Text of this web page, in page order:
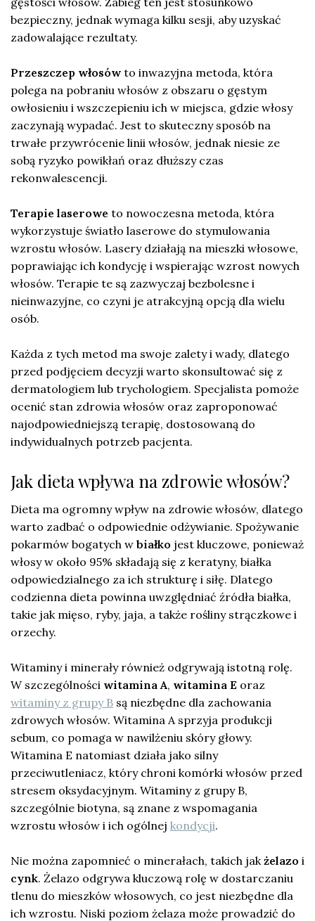
bezpieczny, jednak wymaga kilku sesji, aby uzyskać
zadowalające rezultaty.
Przeszczep włosów to inwazyjna metoda, która
polega na pobraniu włosów z obszaru o gęstym
owłosieniu i wszczepieniu ich w miejsca, gdzie włosy
zaczynają wypadać. Jest to skuteczny sposób na
trwałe przywrócenie linii włosów, jednak niesie ze
sobą ryzyko powikłań oraz dłuższy czas
rekonwalescencji.
Terapie laserowe to nowoczesna metoda, która
wykorzystuje światło laserowe do stymulowania
wzrostu włosów. Lasery działają na mieszki włosowe,
poprawiając ich kondycję i wspierając wzrost nowych
włosów. Terapie te są zazwyczaj bezbolesne i
nieinwazyjne, co czyni je atrakcyjną opcją dla wielu
osób.
Każda z tych metod ma swoje zalety i wady, dlatego
przed podjęciem decyzji warto skonsultować się z
dermatologiem lub trychologiem. Specjalista pomoże
ocenić stan zdrowia włosów oraz zaproponować
najodpowiedniejszą terapię, dostosowaną do
indywidualnych potrzeb pacjenta.
Jak dieta wpływa na zdrowie włosów?
Dieta ma ogromny wpływ na zdrowie włosów, dlatego
warto zadbać o odpowiednie odżywianie. Spożywanie
pokarmów bogatych w białko jest kluczowe, ponieważ
włosy w około 95% składają się z keratyny, białka
odpowiedzialnego za ich strukturę i siłę. Dlatego
codzienna dieta powinna uwzględniać źródła białka,
takie jak mięso, ryby, jaja, a także rośliny strączkowe i
orzechy.
Witaminy i minerały również odgrywają istotną rolę.
W szczególności witamina A, witamina E oraz
witaminy z grupy B są niezbędne dla zachowania
zdrowych włosów. Witamina A sprzyja produkcji
sebum, co pomaga w nawilżeniu skóry głowy.
Witamina E natomiast działa jako silny
przeciwutleniacz, który chroni komórki włosów przed
stresem oksydacyjnym. Witaminy z grupy B,
szczególnie biotyna, są znane z wspomagania
wzrostu włosów i ich ogólnej kondycji.
Nie można zapomnieć o minerałach, takich jak żelazo i
cynk. Żelazo odgrywa kluczową rolę w dostarczaniu
tlenu do mieszków włosowych, co jest niezbędne dla
ich wzrostu. Niski poziom żelaza może prowadzić do